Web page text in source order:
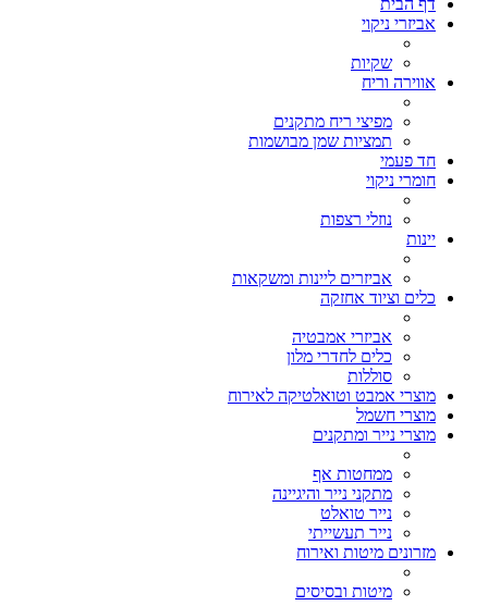
דף הבית
אביזרי ניקוי
שקיות
אווירה וריח
מפיצי ריח מתקנים
תמציות שמן מבושמות
חד פעמי
חומרי ניקוי
נוזלי רצפות
יינות
אביזרים ליינות ומשקאות
כלים וציוד אחזקה
אביזרי אמבטיה
כלים לחדרי מלון
סוללות
מוצרי אמבט וטואלטיקה לאירוח
מוצרי חשמל
מוצרי נייר ומתקנים
ממחטות אף
מתקני נייר והיגיינה
נייר טואלט
נייר תעשייתי
מזרונים מיטות ואירוח
מיטות ובסיסים